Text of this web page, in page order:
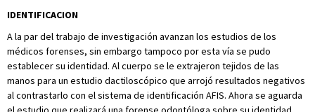
IDENTIFICACION
A la par del trabajo de investigación avanzan los estudios de los
médicos forenses, sin embargo tampoco por esta vía se pudo
establecer su identidad. Al cuerpo se le extrajeron tejidos de las
manos para un estudio dactiloscópico que arrojó resultados negativos
al contrastarlo con el sistema de identificación AFIS. Ahora se aguarda